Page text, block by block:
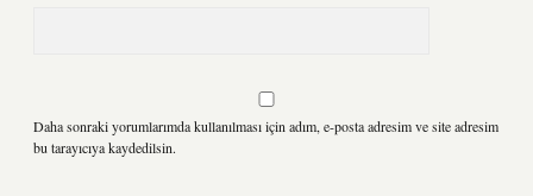
Daha sonraki yorumlarımda kullanılması için adım, e-posta adresim ve site adresim
bu tarayıcıya kaydedilsin.